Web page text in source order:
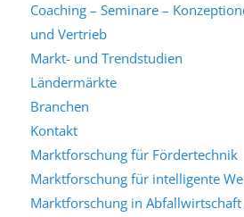
Coaching – Seminare –
und Vertrieb
Markt- und Trendstudien
Ländermärkte
Branchen
Kontakt
Marktforschung für Fördertechnik
Marktforschung für intelligente
Marktforschung in